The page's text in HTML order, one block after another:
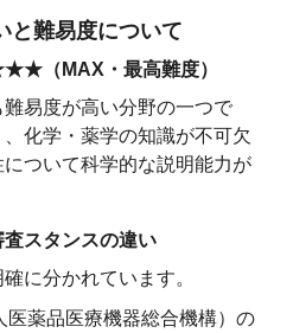
と難易度について
（MAX・最高難度）
易度が高い分野の一つで
化学・薬学の知識が不可欠
ついて科学的な説明能力が
スタンスの違い
に分かれています。
医薬品医療機器総合機構）の